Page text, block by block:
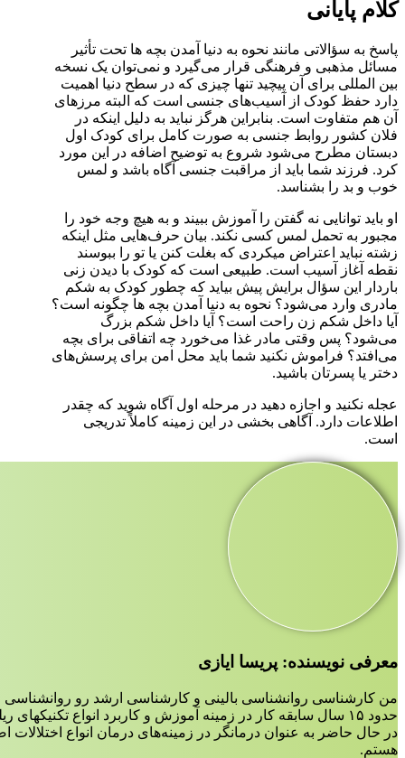
کلام پایانی
پاسخ به سؤالاتی مانند نحوه به دنیا آمدن بچه ها تحت تأثیر
مسائل مذهبی و فرهنگی قرار می‌گیرد و نمی‌توان یک نسخه
بین المللی برای آن پیچید تنها چیزی که در سطح دنیا اهمیت
دارد حفظ کودک از آسیب‌های جنسی است که البته مرزهای
آن هم متفاوت است. بنابراین هرگز نباید به دلیل اینکه در
فلان کشور روابط جنسی به صورت کامل برای کودک اول
دبستان مطرح می‌شود شروع به توضیح اضافه در این مورد
کرد. فرزند شما باید از مراقبت جنسی آگاه باشد و لمس
خوب و بد را بشناسد.
او باید توانایی نه گفتن را آموزش ببیند و به هیچ وجه خود را
مجبور به تحمل لمس کسی نکند. بیان حرف‌هایی مثل اینکه
زشته نباید اعتراض میکردی که بغلت کنن یا تو را ببوسند
نقطه آغاز آسیب است. طبیعی است که کودک با دیدن زنی
باردار این سؤال برایش پیش بیاید که چطور کودک به شکم
مادری وارد می‌شود؟ نحوه به دنیا آمدن بچه ها چگونه است؟
آیا داخل شکم زن راحت است؟ آیا داخل شکم بزرگ
می‌شود؟ پس وقتی مادر غذا می‌خورد چه اتفاقی برای بچه
می‌افتد؟ فراموش نکنید شما باید محل امن برای پرسش‌های
دختر یا پسرتان باشید.
عجله نکنید و اجازه دهید در مرحله اول آگاه شوید که چقدر
اطلاعات دارد. آگاهی بخشی در این زمینه کاملاً تدریجی
است.
معرفی نویسنده: پریسا ایازی
من کارشناسی روانشناسی بالینی و کارشناسی ارشد رو
حدود ۱۵ سال سابقه کار در زمینه آموزش و کاربرد انواع تکنیکهای ریلکسیشن،مدیتیشن و مایندفولنس دارم.
در حال حاضر به عنوان درمانگر در زمینه‌‌های درمان انواع
هستم.